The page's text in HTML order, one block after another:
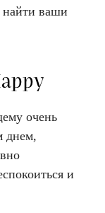
найти ваши
очень
днем,
и